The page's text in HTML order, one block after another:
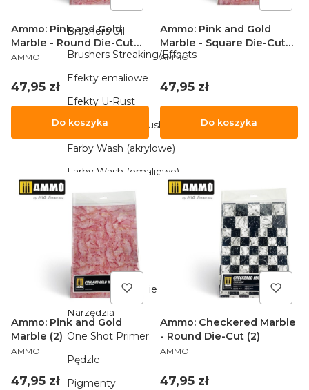
Ammo by Mig
Brushers Oil
Brushers Streaking/Effects
Efekty emaliowe
Efekty U-Rust
Farby DIO DryBrush
Farby Wash (akrylowe)
Farby Wash (emaliowe)
Gąbki i pilniki
Kleje
Książki i poradniki
Lakiery Lucky
Media Modelarskie
Narzędzia
One Shot Primer
Pędzle
Pigmenty
Ammo: Pink and Gold
Marble - Round Die-Cut
(2)
PRODUCENT
AMMO
Cena
47,95 zł
Do koszyka
Ammo: Pink and Gold
Marble - Square Die-Cut
Marble Tiles (2)
PRODUCENT
AMMO
Cena
47,95 zł
Do koszyka
Ammo: Pink and Gold
Marble (2)
PRODUCENT
AMMO
Cena
47,95 zł
Ammo: Checkered Marble
- Round Die-Cut (2)
PRODUCENT
AMMO
Cena
47,95 zł